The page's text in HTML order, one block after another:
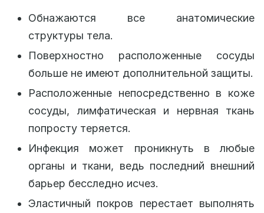
Обнажаются все анатомические
структуры тела.
Поверхностно расположенные сосуды
больше не имеют дополнительной защиты.
Расположенные непосредственно в коже
сосуды, лимфатическая и нервная ткань
попросту теряется.
Инфекция может проникнуть в любые
органы и ткани, ведь последний внешний
барьер бесследно исчез.
Эластичный покров перестает выполнять